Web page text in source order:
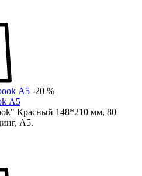
-20 %
А5
Красный 148*210 мм, 80
А5.